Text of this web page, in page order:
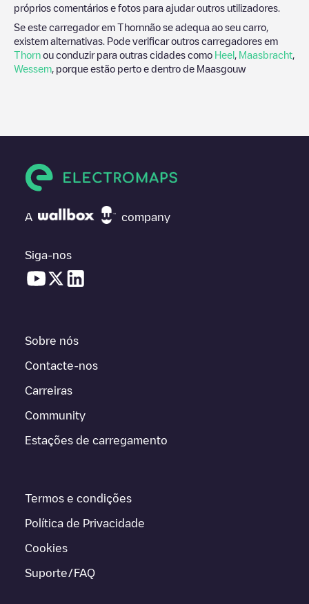
próprios comentários e fotos para ajudar outros utilizadores.
Se este carregador em Thornnão se adequa ao seu carro,
existem alternativas. Pode verificar outros carregadores em
Thorn ou conduzir para outras cidades como Heel Maasbracht
Wessem , porque estão perto e dentro de Maasgouw
A company
Siga-nos
Sobre nós
Contacte-nos
Carreiras
Community
Estações de carregamento
Termos e condições
Política de Privacidade
Cookies
Suporte/FAQ